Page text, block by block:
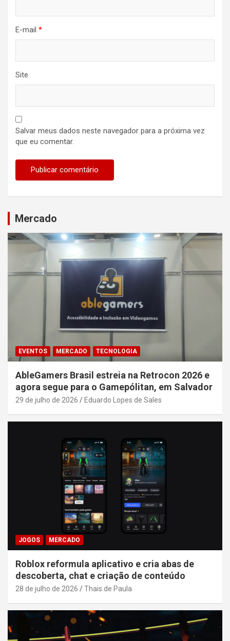
E-mail *
Site
Salvar meus dados neste navegador para a próxima vez
que eu comentar.
Mercado
EVENTOS MERCADO TECNOLOGIA
AbleGamers Brasil estreia na Retrocon 2026 e
agora segue para o Gamepólitan, em Salvador
29 de julho de 2026 Eduardo Lopes de Sales
JOGOS MERCADO
Roblox reformula aplicativo e cria abas de
descoberta, chat e criação de conteúdo
28 de julho de 2026 Thais de Paula